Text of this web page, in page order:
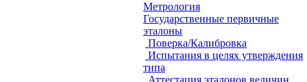
Метрология
Государственные первичные
эталоны
Поверка/Калибровка
Испытания в целях утверждения
типа
Аттестация эталонов величин